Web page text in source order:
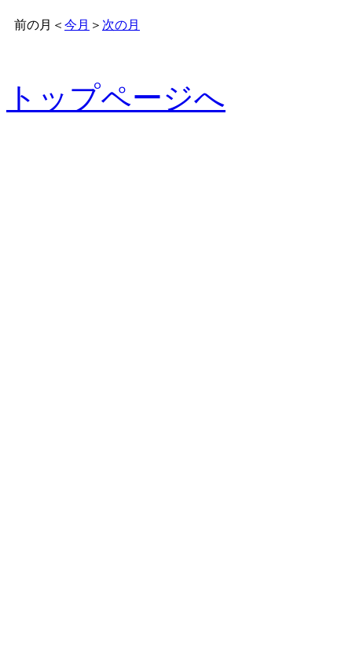
前の月 ＜ 今月 ＞ 次の月
トップページへ